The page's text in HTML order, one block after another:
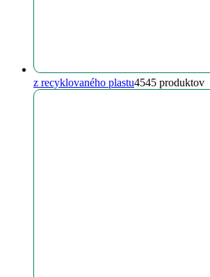
z recyklovaného plastu4545 produktov